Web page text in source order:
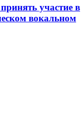
участие в
вокальном